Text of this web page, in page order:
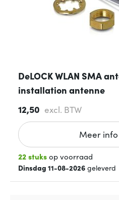
DeLOCK WLAN SMA
installation antenne
12,50 excl. BTW
Meer info
22 stuksop voorraad
Dinsdag 11-08-2026 geleverd